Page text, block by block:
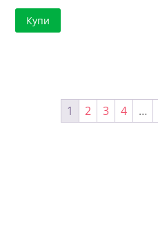
Купи
1 2 3 4 …